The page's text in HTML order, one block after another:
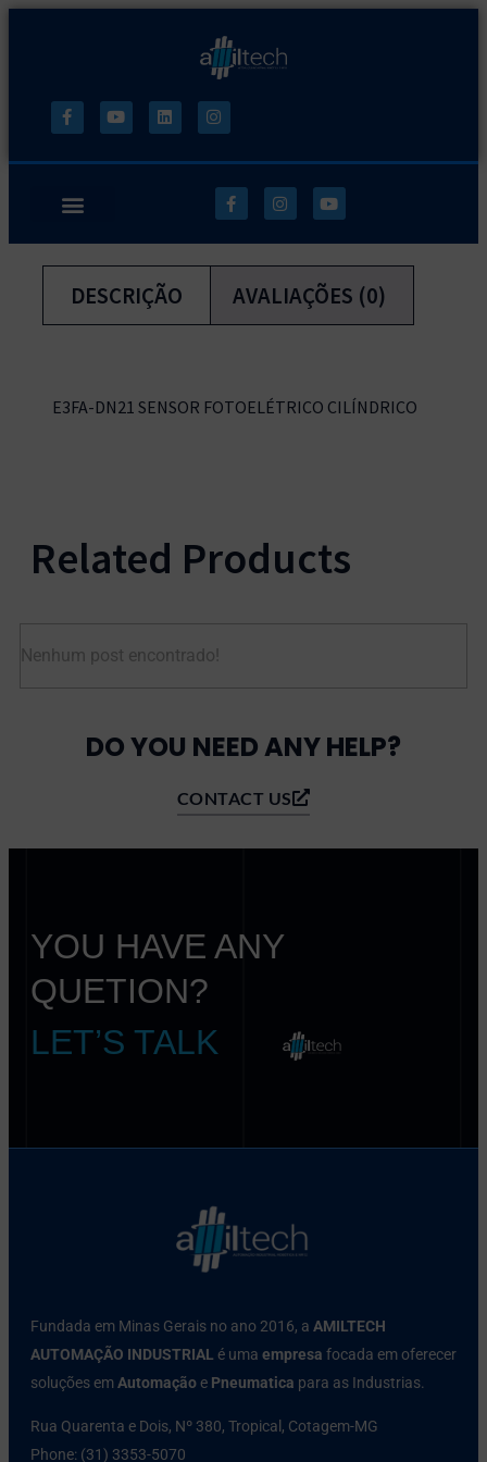
DESCRIÇÃO AVALIAÇÕES (0)
E3FA-DN21 SENSOR FOTOELÉTRICO CILÍNDRICO
Related Products
Nenhum post encontrado!
DO YOU NEED ANY HELP?
CONTACT US
YOU HAVE ANY
QUETION?
LET’S TALK
Fundada em Minas Gerais no ano 2016, a AMILTECH
AUTOMAÇÃO INDUSTRIAL é uma empresa focada em oferecer
soluções em Automação e Pneumatica para as Industrias.
Rua Quarenta e Dois, Nº 380, Tropical, Cotagem-MG
Phone: (31) 3353-5070